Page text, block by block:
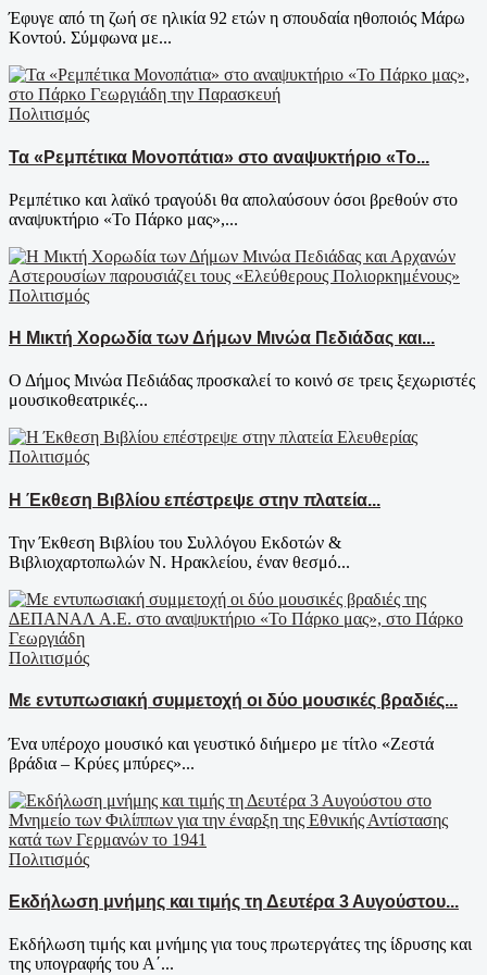
Έφυγε από τη ζωή σε ηλικία 92 ετών η σπουδαία ηθοποιός Μάρω
Κοντού. Σύμφωνα με...
Πολιτισμός
Τα «Ρεμπέτικα Μονοπάτια» στο αναψυκτήριο «Το...
Ρεμπέτικο και λαϊκό τραγούδι θα απολαύσουν όσοι βρεθούν στο
αναψυκτήριο «Το Πάρκο μας»,...
Πολιτισμός
Η Μικτή Χορωδία των Δήμων Μινώα Πεδιάδας και...
Ο Δήμος Μινώα Πεδιάδας προσκαλεί το κοινό σε τρεις ξεχωριστές
μουσικοθεατρικές...
Πολιτισμός
Η Έκθεση Βιβλίου επέστρεψε στην πλατεία...
Την Έκθεση Βιβλίου του Συλλόγου Εκδοτών &
Βιβλιοχαρτοπωλών Ν. Ηρακλείου, έναν θεσμό...
Πολιτισμός
Με εντυπωσιακή συμμετοχή οι δύο μουσικές βραδιές...
Ένα υπέροχο μουσικό και γευστικό διήμερο με τίτλο «Ζεστά
βράδια – Κρύες μπύρες»...
Πολιτισμός
Εκδήλωση μνήμης και τιμής τη Δευτέρα 3 Αυγούστου...
Εκδήλωση τιμής και μνήμης για τους πρωτεργάτες της ίδρυσης και
της υπογραφής του Α΄...